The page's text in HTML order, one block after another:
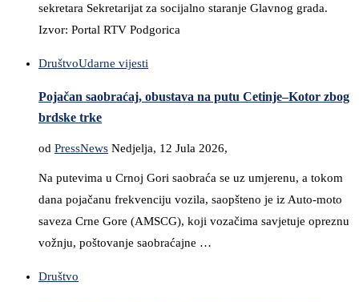
sekretara Sekretarijat za socijalno staranje Glavnog grada.
Izvor: Portal RTV Podgorica
DruštvoUdarne vijesti
Pojačan saobraćaj, obustava na putu Cetinje–Kotor zbog
brdske trke
od PressNews Nedjelja, 12 Jula 2026,
Na putevima u Crnoj Gori saobraća se uz umjerenu, a tokom
dana pojačanu frekvenciju vozila, saopšteno je iz Auto-moto
saveza Crne Gore (AMSCG), koji vozačima savjetuje opreznu
vožnju, poštovanje saobraćajne …
Društvo